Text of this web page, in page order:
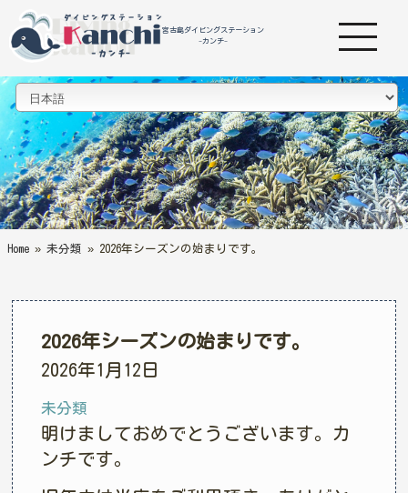
宮古島ダイビングステーション
-カンチ-
Home » 未分類 » 2026年シーズンの始まりです。
2026年シーズンの始まりです。
2026年1月12日
未分類
明けましておめでとうございます。カ
ンチです。